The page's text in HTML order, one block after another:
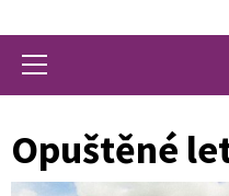
Primary
Opuštěné